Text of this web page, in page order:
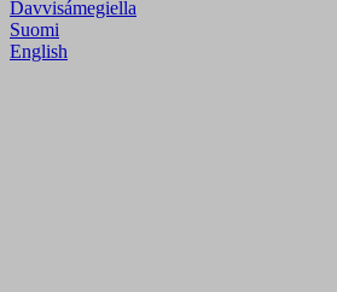
Davvisámegiella
Suomi
English